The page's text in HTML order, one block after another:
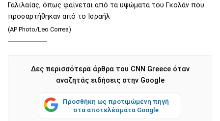
Γαλιλαίας, όπως φαίνεται από τα υψώματα του Γκολάν που
προσαρτήθηκαν από το Ισραήλ
(AP Photo/Leo Correa)
Δες περισσότερα άρθρα του CNN Greece όταν
αναζητάς ειδήσεις στην Google
Προσθήκη ως προτιμώμενη πηγή
στα αποτελέσματα Google